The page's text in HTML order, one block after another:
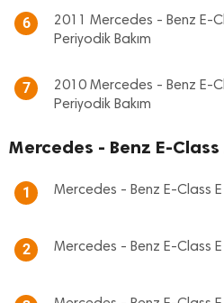
6
2011 Mercedes - Benz E-
Periyodik Bakım
7
2010 Mercedes - Benz E-
Periyodik Bakım
Mercedes - Benz E-
1 Mercedes - Benz E-Class
2 Mercedes - Benz E-Class